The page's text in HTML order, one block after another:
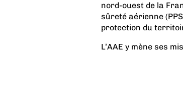
nord-ouest de la
sûreté aérienne
protection du
L’AAE y mène ses